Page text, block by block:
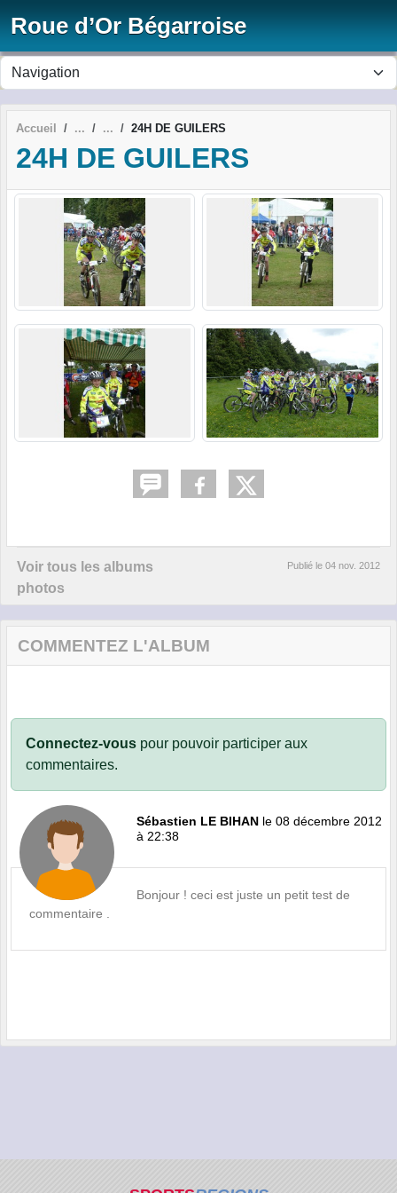
Roue d’Or Bégarroise
Accueil 24H DE GUILERS
24H DE GUILERS
Voir tous les albums
photos
Publié le 04 nov. 2012
COMMENTEZ L'ALBUM
Connectez-vous pour pouvoir participer aux
commentaires.
Sébastien LE BIHAN le 08 décembre 2012
à 22:38
Bonjour ! ceci est juste un petit test de
commentaire .